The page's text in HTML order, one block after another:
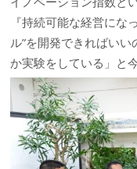
『持続可能な経営にな
ル”を開発できればい
か実験をしている」と